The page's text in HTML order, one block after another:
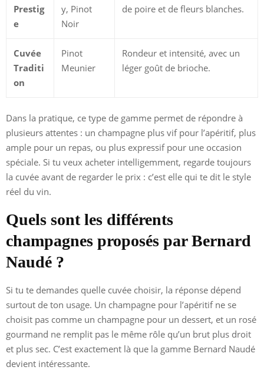
Prestig
e
y, Pinot
Noir
de poire et de fleurs blanches.
Cuvée
Traditi
on
Pinot
Meunier
Rondeur et intensité, avec un
léger goût de brioche.
Dans la pratique, ce type de gamme permet de répondre à
plusieurs attentes : un champagne plus vif pour l’apéritif, plus
ample pour un repas, ou plus expressif pour une occasion
spéciale. Si tu veux acheter intelligemment, regarde toujours
la cuvée avant de regarder le prix : c’est elle qui te dit le style
réel du vin.
Quels sont les différents
champagnes proposés par Bernard
Naudé ?
Si tu te demandes quelle cuvée choisir, la réponse dépend
surtout de ton usage. Un champagne pour l’apéritif ne se
choisit pas comme un champagne pour un dessert, et un rosé
gourmand ne remplit pas le même rôle qu’un brut plus droit
et plus sec. C’est exactement là que la gamme Bernard Naudé
devient intéressante.